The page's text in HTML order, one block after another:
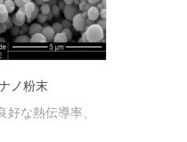
ノ粉末
な熱伝導率、